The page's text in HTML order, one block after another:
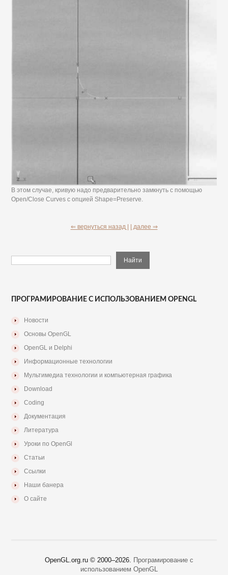
В этом случае, кривую надо предварительно замкнуть с помощью
Open/Close Curves с опцией Shape=Preserve.
⇐ вернуться назад | | далее ⇒
ПРОГРАМИРОВАНИЕ С ИСПОЛЬЗОВАНИЕМ OPENGL
Новости
Основы OpenGL
OpenGL и Delphi
Информационные технологии
Мультимедиа технологии и компьютерная графика
Download
Coding
Документация
Литература
Уроки по OpenGl
Статьи
Ссылки
Наши банера
О сайте
OpenGL.org.ru © 2000–2026. Програмирование с
использованием OpenGL